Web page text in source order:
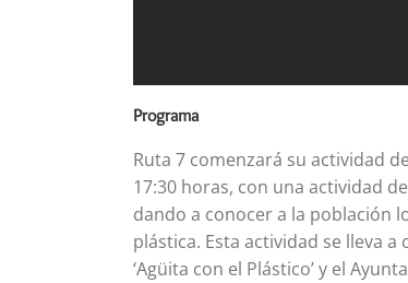
Programa
Ruta 7 comenzará su actividad
17:30 horas, con una actividad
dando a conocer a la población
plástica. Esta actividad se lleva
‘Agüita con el Plástico’ y el